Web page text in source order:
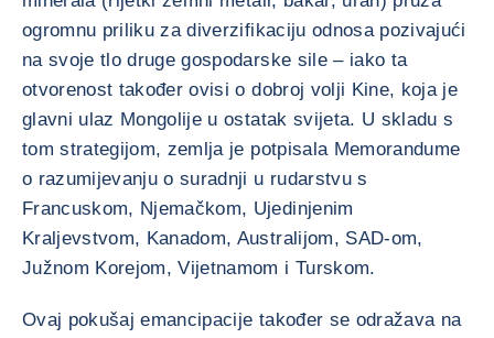
ogromnu priliku za diverzifikaciju odnosa pozivajući
na svoje tlo druge gospodarske sile – iako ta
otvorenost također ovisi o dobroj volji Kine, koja je
glavni ulaz Mongolije u ostatak svijeta. U skladu s
tom strategijom, zemlja je potpisala Memorandume
o razumijevanju o suradnji u rudarstvu s
Francuskom, Njemačkom, Ujedinjenim
Kraljevstvom, Kanadom, Australijom, SAD-om,
Južnom Korejom, Vijetnamom i Turskom.
Ovaj pokušaj emancipacije također se odražava na